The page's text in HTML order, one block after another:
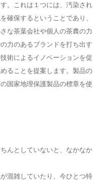
。これは１つには、汚染され
確保するということであり、
な茶葉会社や個人の茶農の力
力のあるブランドを打ち出す
術によるイノベーションを促
ることを提案します。製品の
国家地理保護製品の標章を使
んとしていないと、なかなか
混雑していたり、今ひとつ特